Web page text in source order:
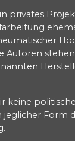
privates
Autoren
keine
jeglicher Form